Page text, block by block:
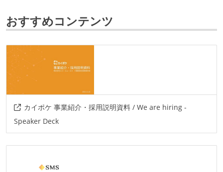
プロジェクト管理
github
jira
情報共有ツール
slack
その他
amazon-web-services
その他、現場で使われている技術
おすすめコンテンツ
カイポケ 事業紹介・採用説明資料 / We are hiring -
Speaker Deck